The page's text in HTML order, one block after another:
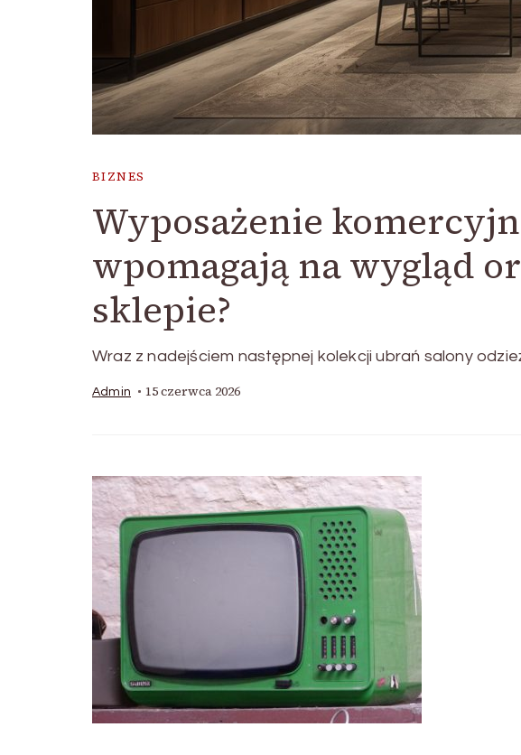
BIZNES
Wyposażenie
wpomagają na wygląd
sklepie?
Wraz z nadejściem następnej kolekcji ubrań salony
Admin 15 czerwca 2026